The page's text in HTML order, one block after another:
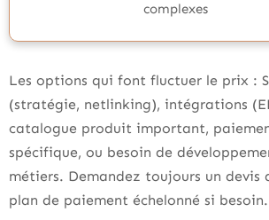
complexes
Les options qui font fluctuer le prix :
(stratégie, netlinking), intégrations
catalogue produit important,
spécifique, ou besoin de
métiers. Demandez toujours un devis
plan de paiement échelonné si besoin.